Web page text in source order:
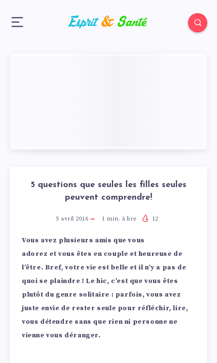
5 questions que seules les filles seules
peuvent comprendre!
5 avril 2016 1 min. à lire 12
Vous avez plusieurs amis que vous
adorez et vous êtes en couple et heureuse de
l’être. Bref, votre vie est belle et il n’y a pas de
quoi se plaindre ! Le hic, c’est que vous êtes
plutôt du genre solitaire : parfois, vous avez
juste envie de rester seule pour réfléchir, lire,
vous détendre sans que rien ni personne ne
vienne vous déranger.